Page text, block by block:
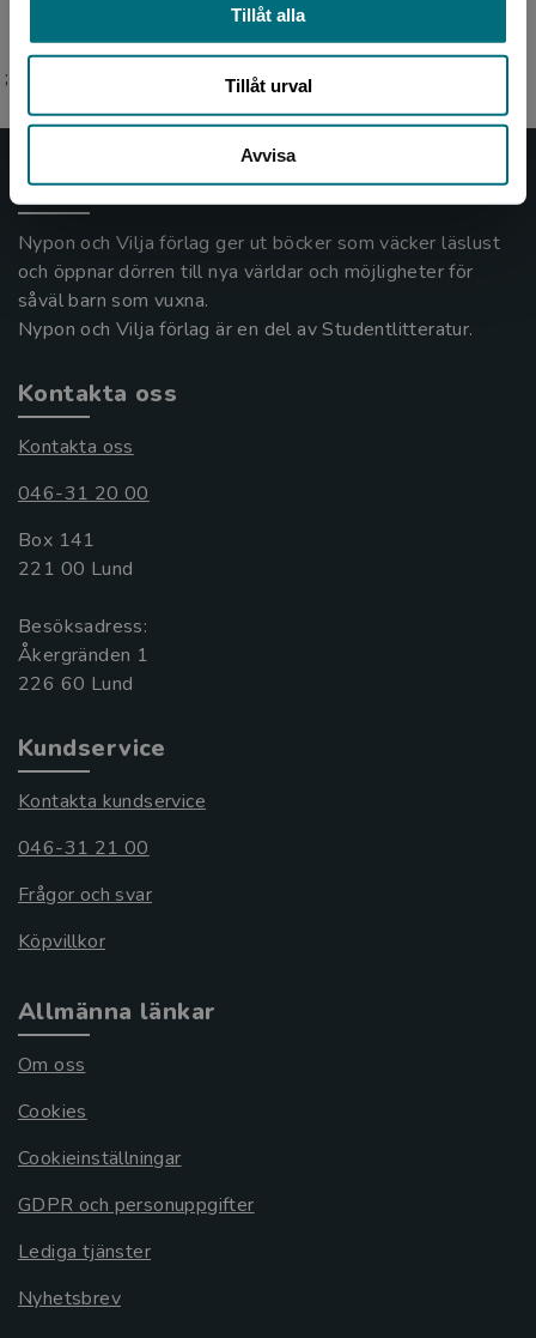
Tillåt alla
Tillåt urval
Avvisa
;
Nypon och Vilja
Nypon och Vilja förlag ger ut böcker som väcker läslust
och öppnar dörren till nya världar och möjligheter för
såväl barn som vuxna.
Nypon och Vilja förlag är en del av Studentlitteratur.
Kontakta oss
Kontakta oss
046-31 20 00
Box 141
221 00 Lund
Besöksadress:
Åkergränden 1
Kundservice
Kontakta kundservice
046-31 21 00
Frågor och svar
Köpvillkor
Allmänna länkar
Om oss
Cookies
Cookieinställningar
GDPR och personuppgifter
Lediga tjänster
Nyhetsbrev